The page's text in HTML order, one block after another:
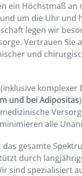
ein Höchstmaß
um die Uhr und
legen wir
Vertrauen Sie
und
und bei Adipositas
alle
gesamte
durch
sind spezialisiert